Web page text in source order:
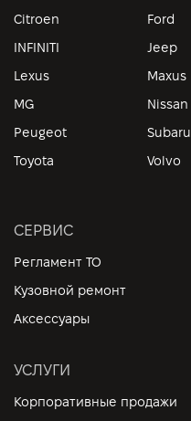
Citroen Ford
INFINITI
Jeep
Lexus
Maxus
MG
Nissan
Peugeot
Subaru
Toyota
Volvo
СЕРВИС
Регламент ТО
Кузовной ремонт
Аксессуары
УСЛУГИ
Корпоративные продажи